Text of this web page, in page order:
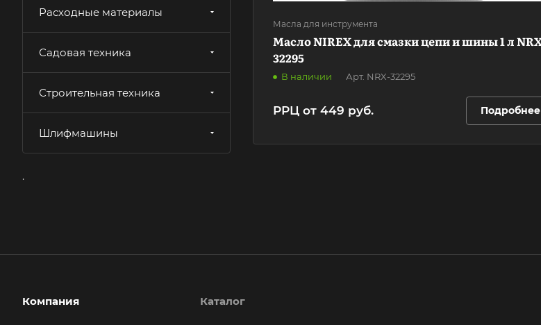
Масла для инструмента
Масло NIREX для смазки цепи и шины 1 л NRX-
32295
В наличии Арт. NRX-32295
РРЦ от 449 руб. Подробнее
Расходные материалы
Садовая техника
Строительная техника
Шлифмашины
.
Компания Каталог